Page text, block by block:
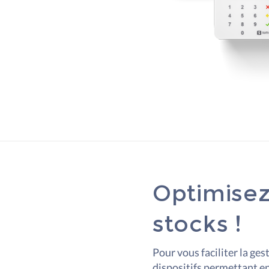
stocks !
Pour vous faciliter la